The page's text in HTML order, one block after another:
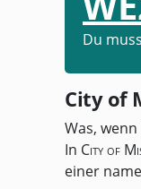
Du
City of
Was,
In City of
einer